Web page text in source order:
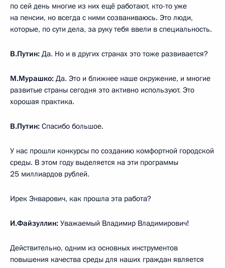
по сей день многие из них ещё работают, кто-то уже
на пенсии, но всегда с ними созваниваюсь. Это люди,
которые, по сути дела, за руку тебя ввели в специальность.
В.Путин: Да. Но и в других странах это тоже развивается?
М.Мурашко: Да. Это и ближнее наше окружение, и многие
развитые страны сегодня это активно используют. Это
хорошая практика.
В.Путин: Спасибо большое.
У нас прошли конкурсы по созданию комфортной городской
среды. В этом году выделяется на эти программы
25 миллиардов рублей.
Ирек Энварович, как прошла эта работа?
И.Файзуллин: Уважаемый Владимир Владимирович!
Действительно, одним из основных инструментов
повышения качества среды для наших граждан является